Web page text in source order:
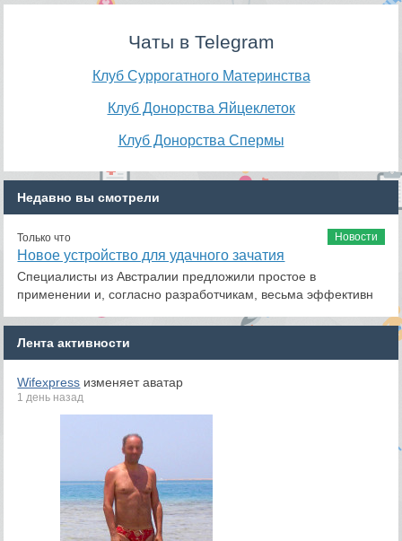
Чаты в Telegram
Клуб Суррогатного Материнства
Клуб Донорства Яйцеклеток
Клуб Донорства Спермы
Недавно вы смотрели
Новости
Только что
Новое устройство для удачного зачатия
Специалисты из Австралии предложили простое в
применении и, согласно разработчикам, весьма эффективн
Лента активности
Wifexpress изменяет аватар
1 день назад